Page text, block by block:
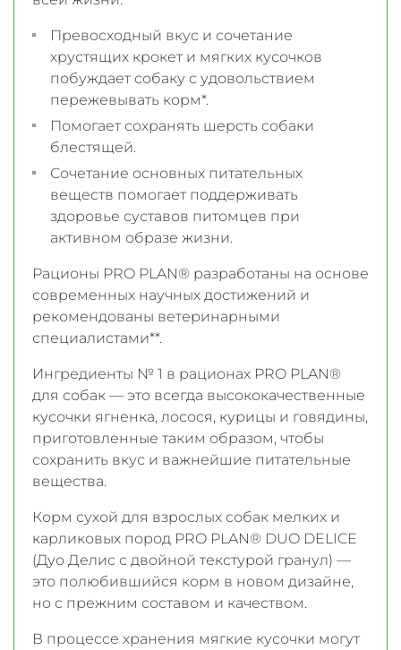
Превосходный вкус и сочетание
хрустящих крокет и мягких кусочков
побуждает собаку с удовольствием
пережевывать корм*.
Помогает сохранять шерсть собаки
блестящей.
Сочетание основных питательных
веществ помогает поддерживать
здоровье суставов питомцев при
активном образе жизни.
Рационы PRO PLAN® разработаны на основе
современных научных достижений и
рекомендованы ветеринарными
специалистами**.
Ингредиенты № 1 в рационах PRO PLAN®
для собак — это всегда высококачественные
кусочки ягненка, лосося, курицы и говядины,
приготовленные таким образом, чтобы
сохранить вкус и важнейшие питательные
вещества.
Корм сухой для взрослых собак мелких и
карликовых пород PRO PLAN® DUO DELICE
(Дуо Делис с двойной текстурой гранул) —
это полюбившийся корм в новом дизайне,
но с прежним составом и качеством.
В процессе хранения мягкие кусочки могут